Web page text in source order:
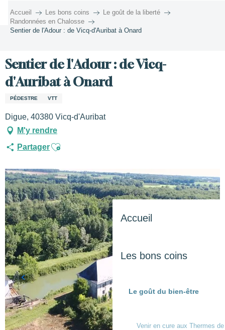
contenu
Accueil
Les bons coins
Le goût du bien-être
Venir en cure aux Thermes
Accueil Les bons coins
Le goût de la liberté
Randonnées en Chalosse
Sentier de l'Adour : de Vicq-d'Auribat à Onard
Sentier de l'Adour : de Vicq-
d'Auribat à Onard
PÉDESTRE VTT
Digue, 40380 Vicq-d'Auribat
M'y rendre
PartagerAjouter aux favoris